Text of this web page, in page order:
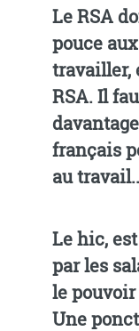
Le RSA
pouce
travailler,
RSA. Il
davantage financièrement les
français
au
Le hic,
par les
le pouvoir
Une